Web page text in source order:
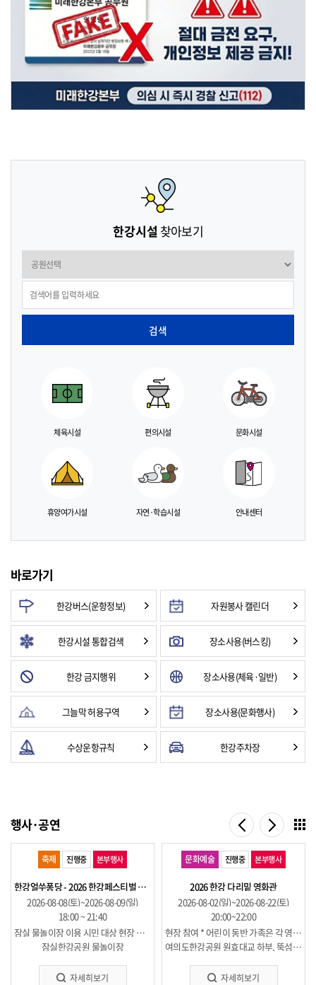
한강시설 찾아보기
검색
체육시설 편의시설 문화시설
휴양여가시설 자연·학습시설 안내센터
바로가기
한강버스(운항정보) 자원봉사 캘린더
한강시설 통합검색 장소사용(버스킹)
한강 금지행위 장소사용(체육·일반)
그늘막 허용구역 장소사용(문화행사)
수상운항규칙 한강주차장
행사·공연
축제 진행중 본부행사
한강얼쑤퐁당 - 2026 한강페스티벌 여름축제
2026-08-08(토)~2026-08-09(일)
18:00 ~ 21:40
잠실 물놀이장 이용 시민 대상 현장 무료 참여 방식, 수용량에 따른 입장 통제 가능
잠실한강공원 물놀이장
자세히보기
문화예술 진행중 본부행사
2026 한강 다리밑 영화관
2026-08-02(일)~2026-08-22(토)
20:00~22:00
현장 참여 * 어린이 동반 가족은 각 영화의 상영 등급을 사전에 확인해주세요.
여의도한강공원 원효대교 하부, 뚝섬한강공원 청담대교 하부, 광나루한강공원 천호대교 하부
자세히보기